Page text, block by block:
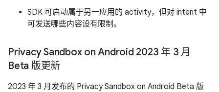
SDK 可启动属于另一应用的 activity，但对 intent 中
可发送哪些内容设有限制。
Privacy Sandbox on Android 2023 年 3 月
Beta 版更新
2023 年 3 月发布的 Privacy Sandbox on Android Beta 版